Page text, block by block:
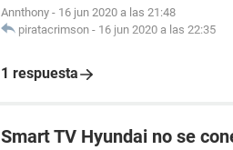
Annthony - 16 jun 2020 a las 21:48
piratacrimson - 16 jun 2020 a las 22:35
1 respuesta
Smart TV Hyundai no se